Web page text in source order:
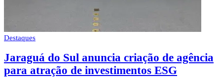
Destaques
Jaraguá do Sul anuncia criação de agência
para atração de investimentos ESG